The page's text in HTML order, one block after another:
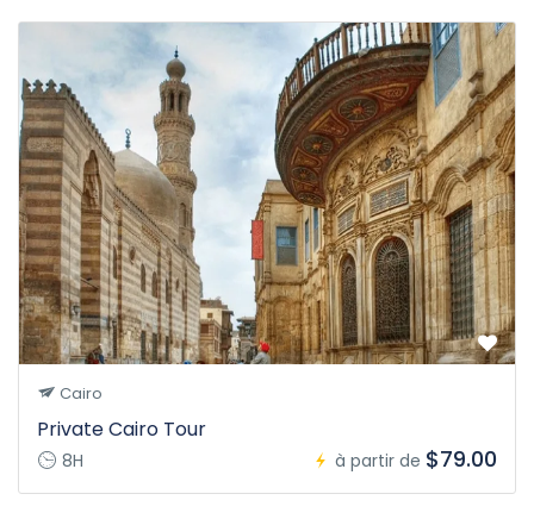
Cairo
Private Cairo Tour
8H à partir de $79.00